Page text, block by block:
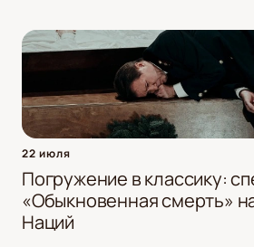
22 июля
Погружение в классику:
«Обыкновенная смерть»
Наций